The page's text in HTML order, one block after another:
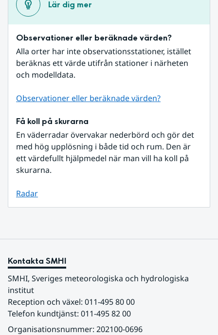
Lär dig mer
Observationer eller beräknade värden?
Alla orter har inte observationsstationer, istället
beräknas ett värde utifrån stationer i närheten
och modelldata.
Observationer eller beräknade värden?
Få koll på skurarna
En väderradar övervakar nederbörd och gör det
med hög upplösning i både tid och rum. Den är
ett värdefullt hjälpmedel när man vill ha koll på
skurarna.
Radar
Kontakta SMHI
SMHI, Sveriges meteorologiska och hydrologiska
institut
Reception och växel: 011-495 80 00
Telefon kundtjänst: 011-495 82 00
Organisationsnummer: 202100-0696